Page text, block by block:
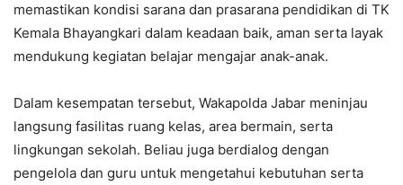
memastikan kondisi sarana dan prasarana pendidikan di TK
Kemala Bhayangkari dalam keadaan baik, aman serta layak
mendukung kegiatan belajar mengajar anak-anak.
Dalam kesempatan tersebut, Wakapolda Jabar meninjau
langsung fasilitas ruang kelas, area bermain, serta
lingkungan sekolah. Beliau juga berdialog dengan
pengelola dan guru untuk mengetahui kebutuhan serta